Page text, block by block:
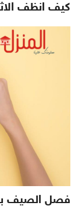
كيف انظف
فصل الصيف